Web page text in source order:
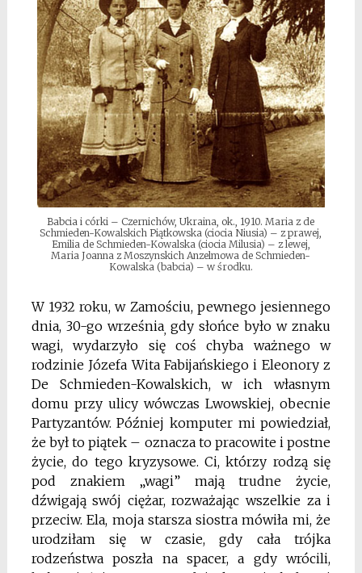
Babcia i córki – Czernichów, Ukraina, ok., 1910. Maria z de
Schmieden-Kowalskich Piątkowska (ciocia Niusia) – z prawej,
Emilia de Schmieden-Kowalska (ciocia Milusia) – z lewej,
Maria Joanna z Moszynskich Anzelmowa de Schmieden-
Kowalska (babcia) – w środku.
W 1932 roku, w Zamościu, pewnego jesiennego
dnia, 30-go września, gdy słońce było w znaku
wagi, wydarzyło się coś chyba ważnego w
rodzinie Józefa Wita Fabijańskiego i Eleonory z
De Schmieden-Kowalskich, w ich własnym
domu przy ulicy wówczas Lwowskiej, obecnie
Partyzantów. Później komputer mi powiedział,
że był to piątek – oznacza to pracowite i postne
życie, do tego kryzysowe. Ci, którzy rodzą się
pod znakiem „wagi” mają trudne życie,
dźwigają swój ciężar, rozważając wszelkie za i
przeciw. Ela, moja starsza siostra mówiła mi, że
urodziłam się w czasie, gdy cała trójka
rodzeństwa poszła na spacer, a gdy wrócili,